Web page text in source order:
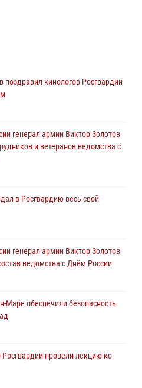
кинологов Росгвардии
генерал армии Виктор Золотов
и ветеранов ведомства с
в Росгвардию весь свой
генерал армии Виктор Золотов
ведомства с Днём России
Маре обеспечили безопасность
провели лекцию ко